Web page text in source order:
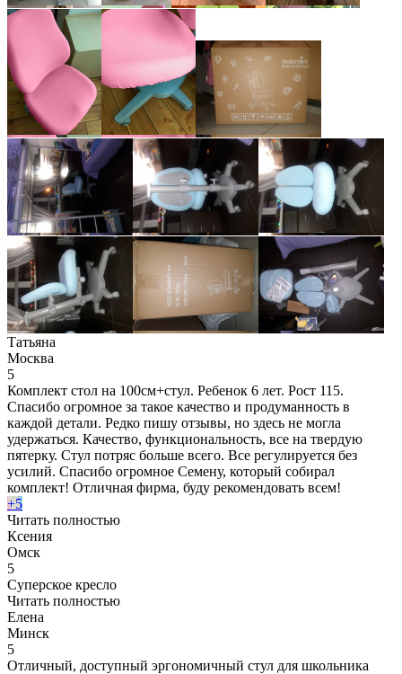
Татьяна
Москва
5
Комплект стол на 100см+стул. Ребенок 6 лет. Рост 115.
Спасибо огромное за такое качество и продуманность в
каждой детали. Редко пишу отзывы, но здесь не могла
удержаться. Качество, функциональность, все на твердую
пятерку. Стул потряс больше всего. Все регулируется без
усилий. Спасибо огромное Семену, который собирал
комплект! Отличная фирма, буду рекомендовать всем!
+5
Читать полностью
Ксения
Омск
5
Суперское кресло
Читать полностью
Елена
Минск
5
Отличный, доступный эргономичный стул для школьника